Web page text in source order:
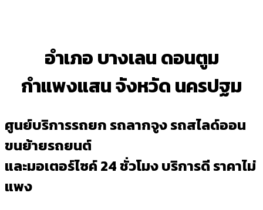
อำเภอ บางเลน ดอนตูม
กำแพงแสน จังหวัด นครปฐม
ศูนย์บริการรถยก รถลากจูง รถสไลด์ออน
ขนย้ายรถยนต์
และมอเตอร์ไซค์ 24 ชั่วโมง บริการดี ราคาไม่
แพง